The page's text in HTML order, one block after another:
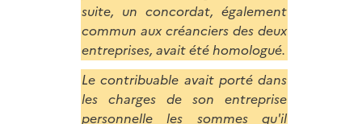
suite, un concordat, également
commun aux créanciers des deux
entreprises, avait été homologué.
Le contribuable avait porté dans
les charges de son entreprise
personnelle les sommes qu'il